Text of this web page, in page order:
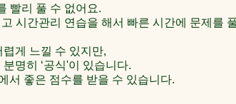
빨리 풀 수 없어요.
시간관리 연습을 해서 빠른 시간에 문제를
게 느낄 수 있지만,
명히 ‘공식'이 있습니다.
서 좋은 점수를 받을 수 있습니다.